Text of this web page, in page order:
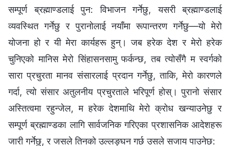
सम्पूर्ण ब्रह्माण्डलाई पुन: विभाजन गर्नेछु, यसरी ब्रह्माण्डलाई
व्यवस्थित गर्नेछु र पुरानोलाई नयाँमा रूपान्तरण गर्नेछु—यो मेरो
योजना हो र यी मेरा कार्यहरू हुन्। जब हरेक देश र मेरो हरेक
चुनिएको मानिस मेरो सिंहासनसामु फर्कन्छ, तब त्योसँगै म स्वर्गको
सारा प्रचुरता मानव संसारलाई प्रदान गर्नेछु, ताकि, मेरो कारणले
गर्दा, त्यो संसार अतुलनीय प्रचुरताले भरिपूर्ण होस्। पुरानो संसार
अस्तित्वमा रहुन्जेल, म हरेक देशमाथि मेरो क्रोध खन्याउनेछु र
सम्पूर्ण ब्रह्माण्डका लागि सार्वजनिक गरिएका प्रशासनिक आदेशहरू
जारी गर्नेछु, र जसले तिनको उल्लङ्घन गर्छ उसले सजाय पाउनेछ: